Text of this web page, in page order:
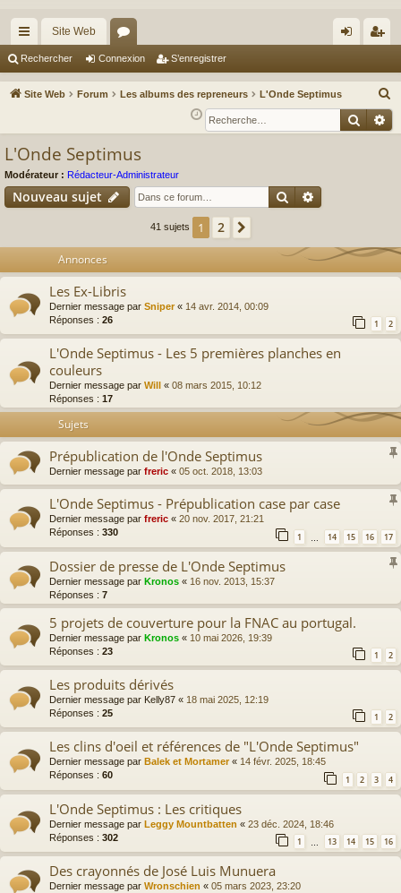
cc
ès
Site Web
or
u ne
xi
nr
eg
Rechercher Connexion S’enregistrer
Site Web Forum Les albums des repreneurs L'Onde Septimus
e
c
e
r
L'Onde Septimus
Modérateur : Rédacteur-Administrateur
Nouveau sujet Rechercher
41 sujets 1 2
Annonces
Les Ex-Libris
Dernier message par Sniper« 14 avr. 2014, 00:09
Réponses : 26 1 2
L'Onde Septimus - Les 5 premières planches en
couleurs
Dernier message par Will « 08 mars 2015, 10:12
Réponses : 17
Sujets
Prépublication de l'Onde Septimus
Dernier message par freric « 05 oct. 2018, 13:03
L'Onde Septimus - Prépublication case par case
Dernier message par freric « 20 nov. 2017, 21:21
Réponses : 330 1 14 15 16 17
Dossier de presse de L'Onde Septimus
Dernier message par Kronos « 16 nov. 2013, 15:37
Réponses : 7
5 projets de couverture pour la FNAC au portugal.
Dernier message par Kronos « 10 mai 2026, 19:39
Réponses : 23 1 2
Les produits dérivés
Dernier message par Kelly87 « 18 mai 2025, 12:19
Réponses : 25 1 2
Les clins d'oeil et références de "L'Onde Septimus"
Dernier message par Balek et Mortamer« 14 févr. 2025, 18:45
Réponses : 60 1 2 3 4
L'Onde Septimus : Les critiques
Dernier message par Leggy Mountbatten « 23 déc. 2024, 18:46
Réponses : 302 1 … 13 14 15 16
Des crayonnés de José Luis Munuera
Dernier message par Wronschien « 05 mars 2023, 23:20